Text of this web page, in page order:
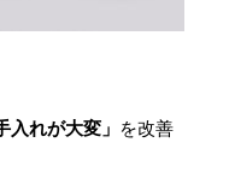
れが大変」 を改善